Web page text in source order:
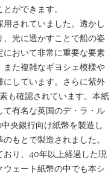
ができます。
されていました。透かし
光に透かすことで船の姿
おいて非常に重要な要素
た複雑なギヨシェ模様や
しています。さらに紫外
も確認されています。本紙
有名な英国のデ・ラ・ル
央銀行向け紙幣を製造し
もとで製造されました。
り、40年以上経過した現
ェート紙幣の中でも本シ